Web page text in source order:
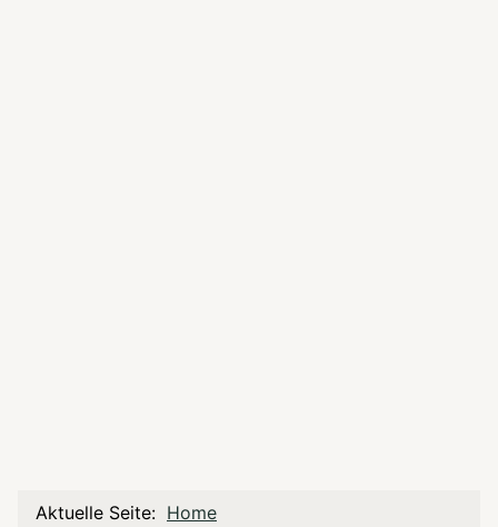
Aktuelle Seite: Home